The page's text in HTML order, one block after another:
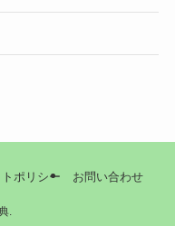
ポリシー お問い合わせ
.